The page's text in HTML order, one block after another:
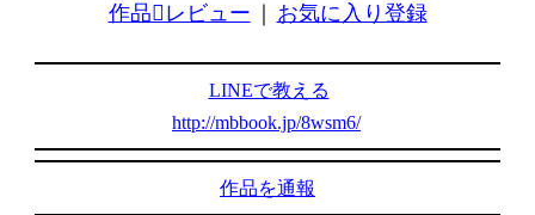
作品レビュー お気に入り登録
LINEで教える
http://mbbook.jp/8wsm6/
作品を通報